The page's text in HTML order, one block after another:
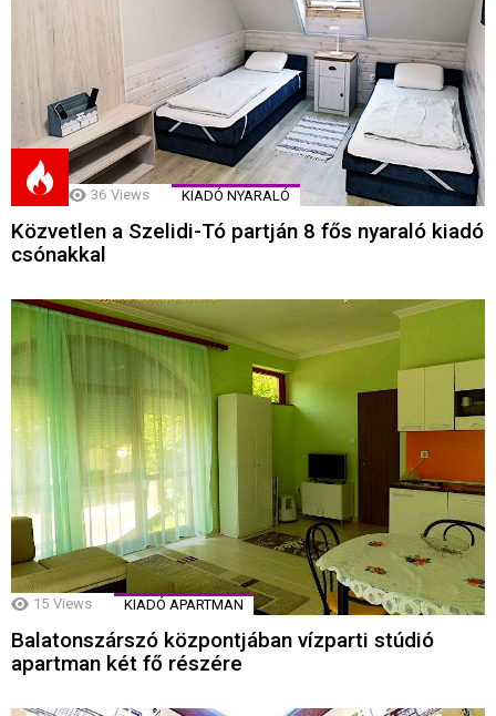
36 Views KIADÓ NYARALÓ
Közvetlen a Szelidi-Tó partján 8 fős nyaraló kiadó
csónakkal
15 Views KIADÓ APARTMAN
Balatonszárszó központjában vízparti stúdió
apartman két fő részére